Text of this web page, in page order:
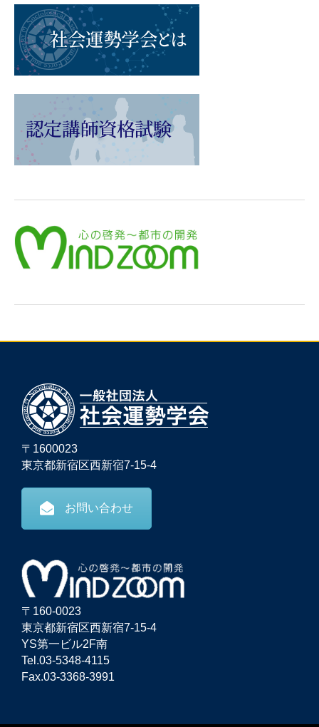
〒1600023
東京都新宿区西新宿7-15-4
お問い合わせ
〒160-0023
東京都新宿区西新宿7-15-4
YS第一ビル2F南
Tel.03-5348-4115
Fax.03-3368-3991